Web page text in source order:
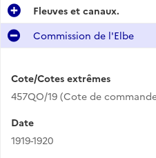
Fleuves et canaux.
Commission de l'Elbe
Cote/Cotes extrêmes
457QO/19 (Cote de
Date
1919-1920